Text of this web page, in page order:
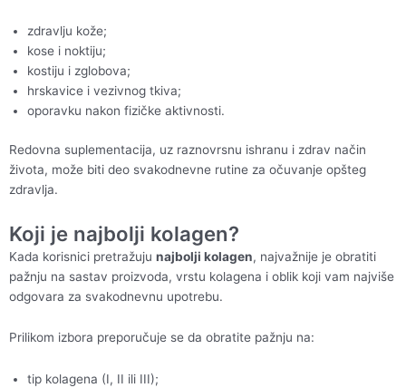
zdravlju kože;
kose i noktiju;
kostiju i zglobova;
hrskavice i vezivnog tkiva;
oporavku nakon fizičke aktivnosti.
Redovna suplementacija, uz raznovrsnu ishranu i zdrav način
života, može biti deo svakodnevne rutine za očuvanje opšteg
zdravlja.
Koji je najbolji kolagen?
Kada korisnici pretražuju najbolji kolagen, najvažnije je obratiti
pažnju na sastav proizvoda, vrstu kolagena i oblik koji vam najviše
odgovara za svakodnevnu upotrebu.
Prilikom izbora preporučuje se da obratite pažnju na:
tip kolagena (I, II ili III);